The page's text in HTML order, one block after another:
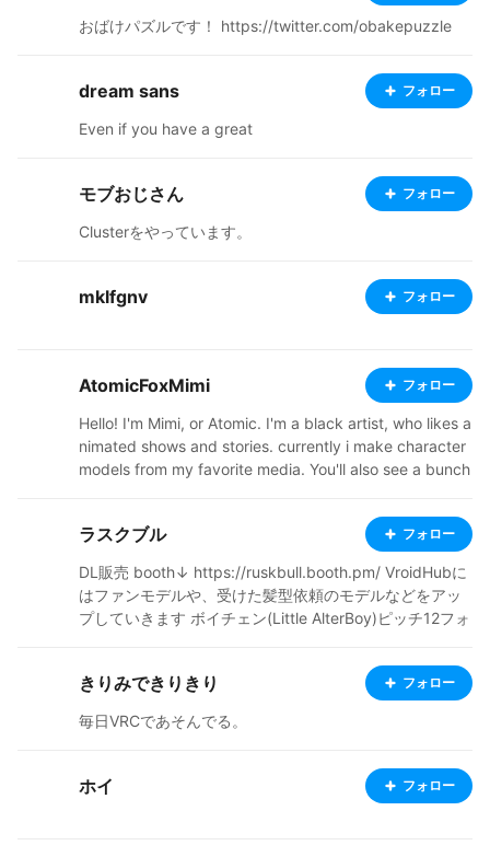
おばけパズルです！ https://twitter.com/obakepuzzle
dream sans フォロー
Even if you have a great
モブおじさん フォロー
Clusterをやっています。
mklfgnv フォロー
AtomicFoxMimi フォロー
Hello! I'm Mimi, or Atomic. I'm a black artist, who likes a
nimated shows and stories. currently i make character
models from my favorite media. You'll also see a bunch
s of trying to flesh out. Ive started a ko-fi, so check out
my links below. I'm also going to start doing commissio
ns soon, so stay tuned! thanks for stopping by and ap
preciating my art, it means a lot. https://ko-fi.com/ato
micfoxmimi37051/shop https://atomicfoxshop.booth.p
m/ https://twitter.com/AtomicFoxMimi
ラスクブル フォロー
DL販売 booth↓ https://ruskbull.booth.pm/ VroidHubに
はファンモデルや、受けた髪型依頼のモデルなどをアッ
プしていきます ボイチェン(Little AlterBoy)ピッチ12フォ
信チャンネルはありますがほぼ配信してません YouTube
https://www.youtube.com/channel/UCFqvstswhIWAUk
r.com/ruskbull
きりみできりきり フォロー
毎日VRCであそんでる。
ホイ フォロー